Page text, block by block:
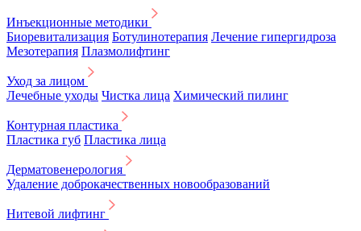
Инъекционные методики
Биоревитализация Ботулинотерапия Лечение гипергидроза
Мезотерапия Плазмолифтинг
Уход за лицом
Лечебные уходы Чистка лица Химический пилинг
Контурная пластика
Пластика губ Пластика лица
Дерматовенерология
Удаление доброкачественных новообразований
Нитевой лифтинг